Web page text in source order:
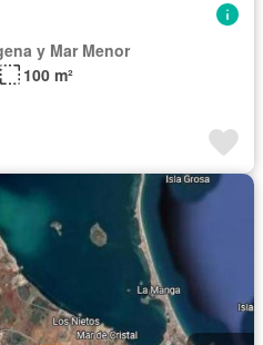
y Mar Menor
100 m²